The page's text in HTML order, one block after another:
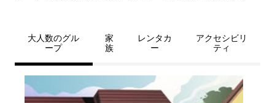
大人数のグル
ープ
家
族
レンタカ
ー
アクセシビリ
ティ